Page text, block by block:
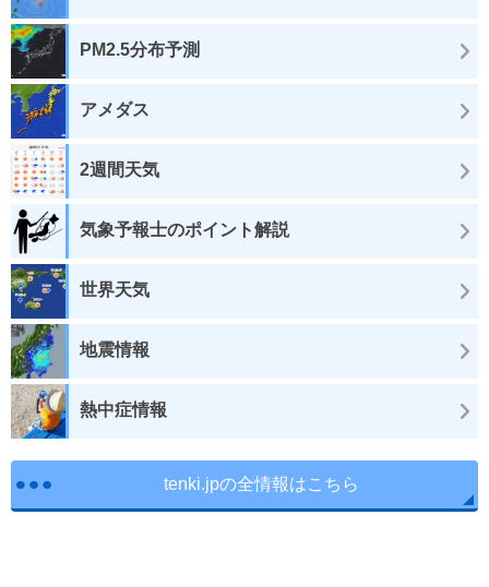
PM2.5分布予測
アメダス
2週間天気
気象予報士のポイント解説
世界天気
地震情報
熱中症情報
tenki.jpの全情報はこちら